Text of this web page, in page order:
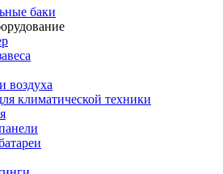
баки
воздуха
климатической техники